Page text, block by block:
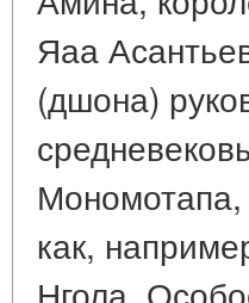
Яаа
(дшона)
Мономотапа,
как,